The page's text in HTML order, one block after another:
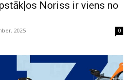
Noriss ir viens no
2025 0